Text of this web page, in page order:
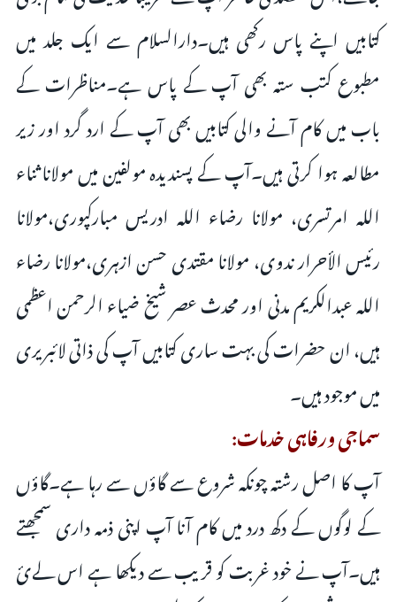
کتابیں اپنے پاس رکھی ہیں۔دارالسلام سے ایک جلد میں
مطبوع کتب ستہ بھی آپ کے پاس ہے۔مناظرات کے
باب میں کام آنے والی کتابیں بھی آپ کے ارد گرد اور زیر
مطالعہ ہوا کرتی ہیں۔آپ کے پسندیدہ مولفین میں مولانا ثناء
اللہ امرتسری، مولانا رضاء اللہ ادریس مبارکپوری،مولانا
رئیس الأحرار ندوی، مولانا مقتدی حسن ازہری،مولانا رضاء
اللہ عبدالکریم مدنی اور محدث عصر شیخ ضیاء الرحمن اعظمی
ہیں، ان حضرات کی بہت ساری کتابیں آپ کی ذاتی لائبریری
میں موجود ہیں۔
سماجی ورفاہی خدمات:
آپ کا اصل رشتہ چونکہ شروع سے گاؤں سے رہا ہے۔گاؤں
کے لوگوں کے دکھ درد میں کام آنا آپ اپنی ذمہ داری سمجھتے
ہیں۔آپ نے خود غربت کو قریب سے دیکھا ہے اس لےئ